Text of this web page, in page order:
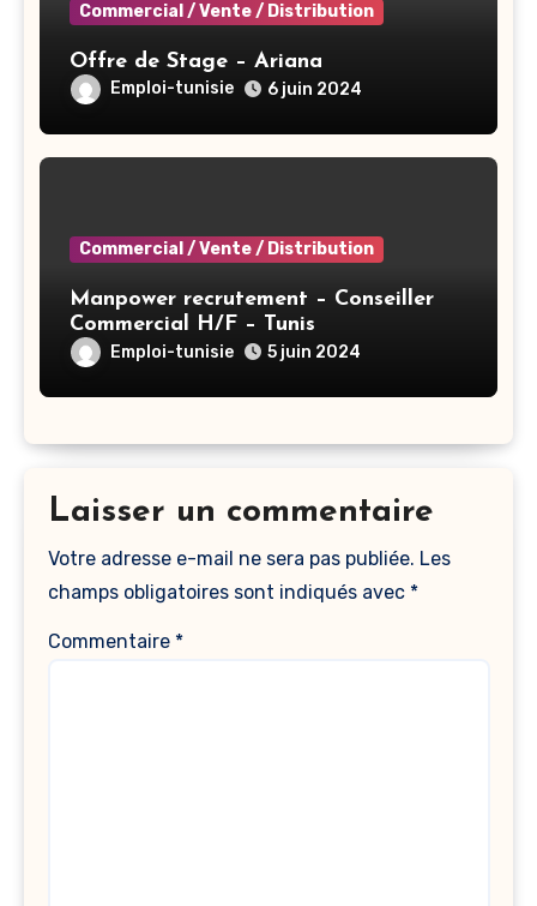
Commercial / Vente / Distribution
Offre de Stage – Ariana
Emploi-tunisie 6 juin 2024
Commercial / Vente / Distribution
Manpower recrutement – Conseiller
Commercial H/F – Tunis
Emploi-tunisie 5 juin 2024
Laisser un commentaire
Votre adresse e-mail ne sera pas publiée. Les
champs obligatoires sont indiqués avec *
Commentaire *